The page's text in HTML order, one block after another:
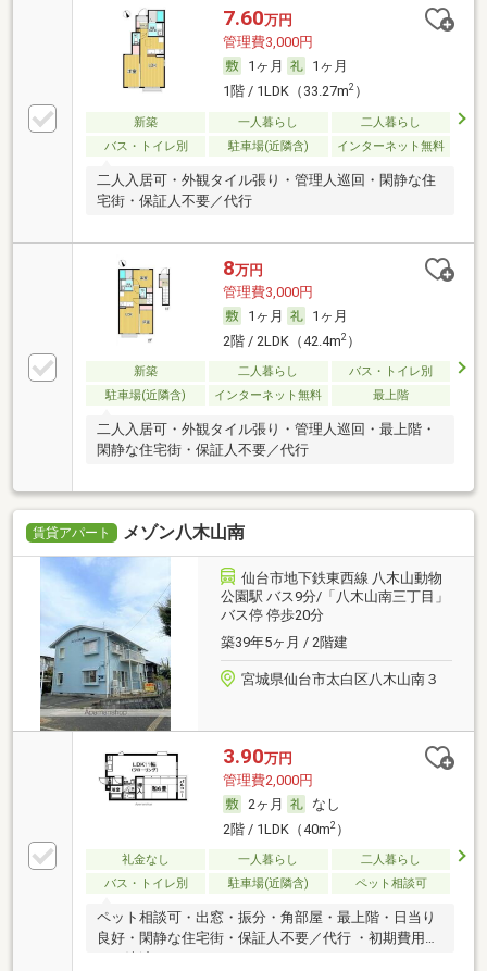
7.60万円
管理費3,000円
1ヶ月
1ヶ月
1階 / 1LDK（33.27m2）
新築 一人暮らし
二人暮らし
バス・トイレ別
駐車場(近隣含) インターネット無料
二人入居可・外観タイル張り・管理人巡回・閑静な住
宅街・保証人不要／代行
8万円
管理費3,000円
1ヶ月
1ヶ月
2階 / 2LDK（42.4m2）
新築 二人暮らし
バス・トイレ別
駐車場(近隣含)
インターネット無料 最上階
二人入居可・外観タイル張り・管理人巡回・最上階・
閑静な住宅街・保証人不要／代行
賃貸アパート メゾン八木山南
仙台市地下鉄東西線 八木山動物
公園駅 バス9分/「八木山南三丁目」
バス停 停歩20分
築39年5ヶ月 / 2階建
宮城県仙台市太白区八木山南３
3.90万円
管理費2,000円
2ヶ月
なし
2階 / 1LDK（40m2）
礼金なし 一人暮らし
二人暮らし
バス・トイレ別
駐車場(近隣含) ペット相談可
ペット相談可・出窓・振分・角部屋・最上階・日当り
良好・閑静な住宅街・保証人不要／代行 ・初期費用カ